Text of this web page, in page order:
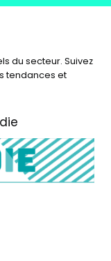
du secteur. Suivez
tendances et